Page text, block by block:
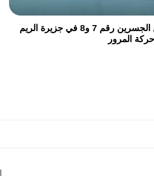
افتتاح مشروع الجسرين رقم 7 و8 في جزيرة الريم
المرور